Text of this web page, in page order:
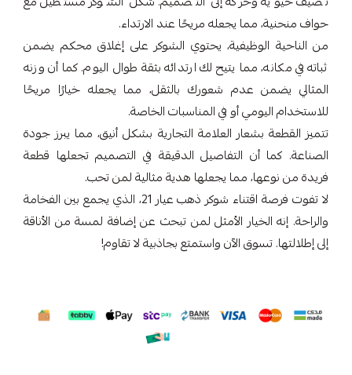
حواف منحنية، مما يجعله مريحًا عند الارتداء.
من الناحية الوظيفية، يحتوي الشوكر على إغلاق محكم يضمن
ثباته في مكانه، مما يتيح لك ارتدائه بثقة طوال اليوم. كما أن وزنه
المثالي يضمن عدم شعورك بالثقل، مما يجعله خيارًا مريحًا
للاستخدام اليومي أو في المناسبات الخاصة.
تتميز القطعة بشعار العلامة التجارية بشكل أنيق، مما يبرز جودة
الصناعة. كما أن التفاصيل الدقيقة في التصميم تجعلها قطعة
فريدة من نوعها، مما يجعلها هدية مثالية لمن تحب.
لا تفوت فرصة اقتناء شوكر ذهب عيار 21، الذي يجمع بين الفخامة
والراحة. إنه الخيار الأمثل لمن تبحث عن إضافة لمسة من الأناقة
إلى إطلالتها. تسوق الآن واستمتع بجاذبية لا تقاوم!